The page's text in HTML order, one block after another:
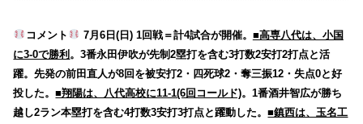
コメント 7月6日(日) 1回戦＝計4試合が開催。 ■高専八代は、小国
に3-0で勝利 。3番永田伊吹が先制2塁打を含む3打数2安打2打点と活
躍。先発の前田直人が8回を被安打2・四死球2・奪三振12・失点0と好
投した。■翔陽は、八代高校に11-1(6回コールド)。1番酒井智広が勝ち
越し2ラン本塁打を含む4打数3安打3打点と躍動した。■鎮西は、玉名工